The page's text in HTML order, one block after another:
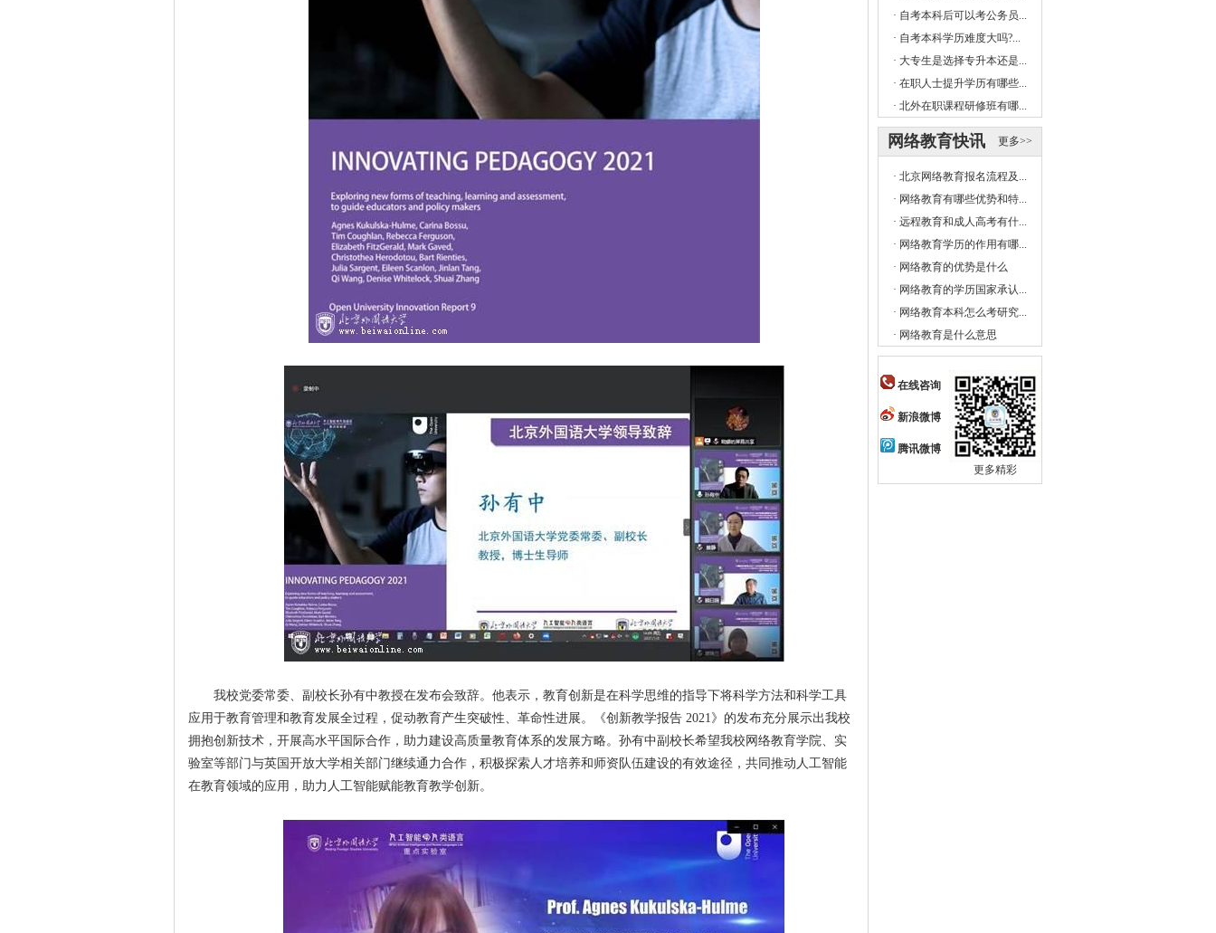
我校党委常委、副校长孙有中教授在发布会致辞。他表示，教育创新是在科学思维的指导下将科学方法和科学工具
应用于教育管理和教育发展全过程，促动教育产生突破性、革命性进展。《创新教学报告 2021》的发布充分展示出我校
拥抱创新技术，开展高水平国际合作，助力建设高质量教育体系的发展方略。孙有中副校长希望我校网络教育学院、实
验室等部门与英国开放大学相关部门继续通力合作，积极探索人才培养和师资队伍建设的有效途径，共同推动人工智能
在教育领域的应用，助力人工智能赋能教育教学创新。
· 自考本科后可以考公务员...
· 自考本科学历难度大吗?...
· 大专生是选择专升本还是...
· 在职人士提升学历有哪些...
· 北外在职课程研修班有哪...
更多>>
网络教育快讯
· 北京网络教育报名流程及...
· 网络教育有哪些优势和特...
· 远程教育和成人高考有什...
· 网络教育学历的作用有哪...
· 网络教育的优势是什么
· 网络教育的学历国家承认...
· 网络教育本科怎么考研究...
· 网络教育是什么意思
在线咨询
新浪微博
腾讯微博
更多精彩